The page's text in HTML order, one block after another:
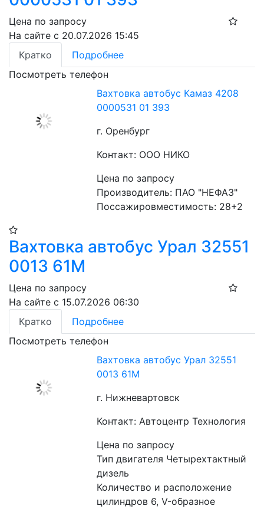
Цена по запросу
На сайте с 20.07.2026 15:45
Кратко
Подробнее
Посмотреть телефон
Вахтовка автобус Камаз 4208
0000531 01 393
г. Оренбург
Контакт: ООО НИКО
Цена по запросу
Производитель: ПАО "НЕФАЗ"
Поссажировместимость: 28+2
Вахтовка автобус Урал 32551
0013 61М
Цена по запросу
На сайте с 15.07.2026 06:30
Кратко
Подробнее
Посмотреть телефон
Вахтовка автобус Урал 32551
0013 61М
г. Нижневартовск
Контакт: Автоцентр Технология
Цена по запросу
Тип двигателя Четырехтактный
дизель
Количество и расположение
цилиндров 6, V-образное